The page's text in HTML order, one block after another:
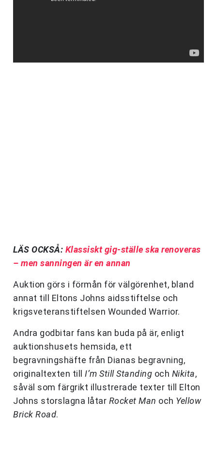
LÄS OCKSÅ: Klassiskt gig-ställe ska renoveras
– men sanningen är en annan
Auktion görs i förmån för välgörenhet, bland
annat till Eltons Johns aidsstiftelse och
krigsveteranstiftelsen Wounded Warrior.
Andra godbitar fans kan buda på är, enligt
auktionshusets hemsida, ett
begravningshäfte från Dianas begravning,
originaltexten till I’m Still Standing och Nikita,
såväl som färgrikt illustrerade texter till Elton
Johns storslagna låtar Rocket Man och Yellow
Brick Road.